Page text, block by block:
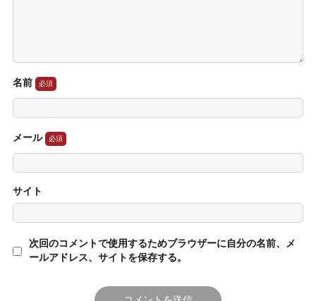
名前
メール
サイト
次回のコメントで使用するためブラウザーに自分の名前、メ
ールアドレス、サイトを保存する。